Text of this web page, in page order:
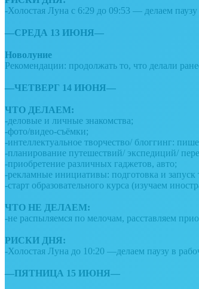
-Холостая Луна с 6:29 до 09:53 — делаем
—СРЕДА 13 ИЮНЯ—
Новолуние
Рекомендации: продолжать то, что делали
—ЧЕТВЕРГ 14 ИЮНЯ—
ЧТО ДЕЛАЕМ:
-деловые и личные знакомства;
-фото/видео-съёмки;
-интеллектуальное творчество/ блоггинг:
-планирование путешествий/ экспедиций/
-приобретение различных гаджетов, авто;
-рекламные инициативы: подготовка и запуск
-старт образовательного курса (изучаем
ЧТО НЕ ДЕЛАЕМ:
-не распыляемся по мелочам, расставляем
РИСКИ ДНЯ:
-Холостая Луна до 10:20 —делаем паузу в
—ПЯТНИЦА 15 ИЮНЯ—